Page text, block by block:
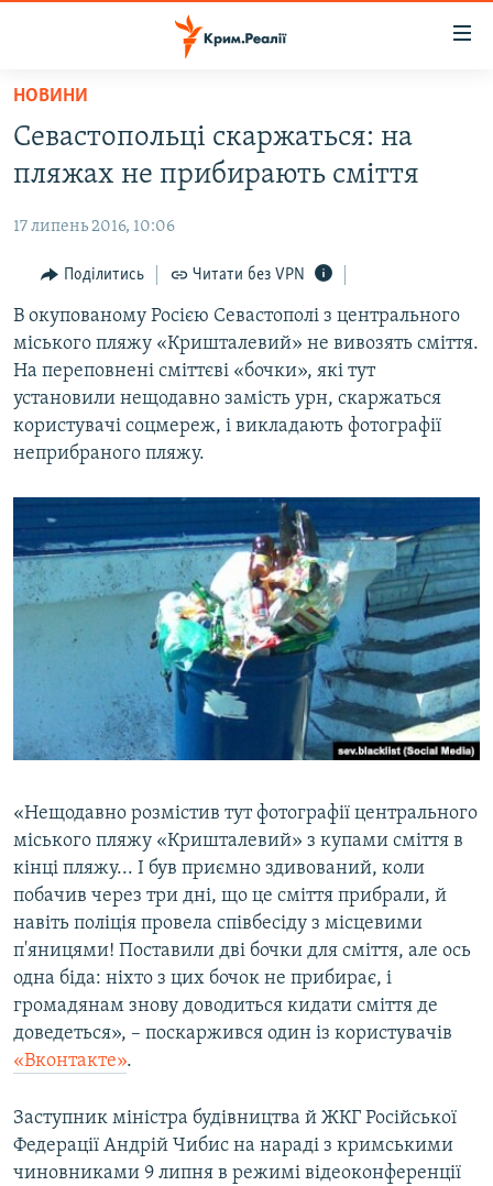
Перейти
основного
матеріалу
до
навігації
Перейти
до
пошуку
ПОЛІТИКА
БЛОГИ
ПОГЛЯД
ІНТЕРВ'Ю
ВСЕ ЗА ДЕНЬ
СПЕЦПРОЕКТИ
СВІДЧЕННЯ ОКУПАЦІЇ
УКРАЇНСЬКА ПРОБЛЕМА КРИМУ
Qırımtatar
Усі сайти RFE/RL
НОВИНИ
Севастопольці скаржаться: на
пляжах не прибирають сміття
17 липень 2016, 10:06
Поділитись Читати без VPN
В окупованому Росією Севастополі з центрального
міського пляжу «Кришталевий» не вивозять сміття.
На переповнені сміттєві «бочки», які тут
установили нещодавно замість урн, скаржаться
користувачі соцмереж, і викладають фотографії
неприбраного пляжу.
«Нещодавно розмістив тут фотографії центрального
міського пляжу «Кришталевий» з купами сміття в
кінці пляжу... І був приємно здивований, коли
побачив через три дні, що це сміття прибрали, й
навіть поліція провела співбесіду з місцевими
п'яницями! Поставили дві бочки для сміття, але ось
одна біда: ніхто з цих бочок не прибирає, і
громадянам знову доводиться кидати сміття де
доведеться», – поскаржився один із користувачів
«Вконтакте».
Заступник міністра будівництва й ЖКГ Російської
Федерації Андрій Чибис на нараді з кримськими
чиновниками 9 липня в режимі відеоконференції